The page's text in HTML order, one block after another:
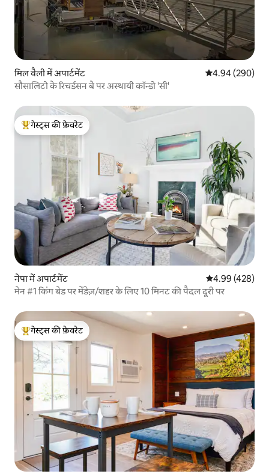
मिल वैली में अपार्टमेंट औसत रेटिंग 5 में से
4.94 (290)
सौसालिटो के रिचर्डसन बे पर अस्थायी कॉन्डो 'सी'
गेस्ट्स का टॉप फ़ेवरेट
गेस्ट्स की फ़ेवरेट
नेपा में अपार्टमेंट औसत रेटिंग 5 में से
4.99 (428)
मेन #1 किंग बेड पर मेंडेज़/शहर के लिए 10 मिनट की पैदल दूरी पर
गेस्ट्स का टॉप फ़ेवरेट
गेस्ट्स की फ़ेवरेट